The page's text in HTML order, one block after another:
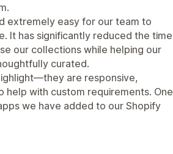
extremely easy for our team to
It has significantly reduced the time
our collections while helping our
curated.
are responsive,
with custom requirements. One
we have added to our Shopify